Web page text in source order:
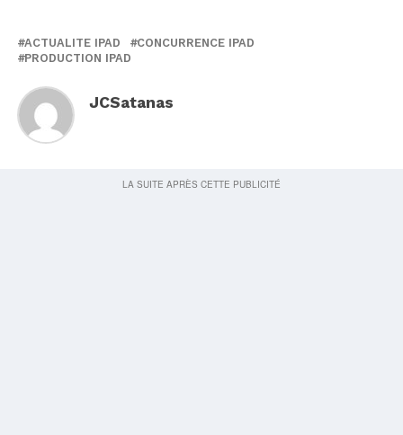
ACTUALITE IPAD
CONCURRENCE IPAD
PRODUCTION IPAD
JCSatanas